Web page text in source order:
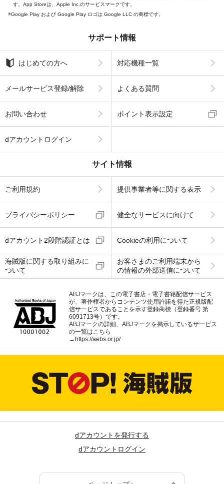
す。App Storeは、Apple Inc.のサービスマークです。
Google Play および Google Play ロゴは Google LLC の商標です。
サポート情報
はじめての方へ 対応機種一覧
メールサービス登録/解除 よくある質問
お問い合わせ ポイント表示設定
dアカウントログイン
サイト情報
ご利用規約 提供事業者等に関する表示
プライバシーポリシー 健全なサービスに向けて
dアカウント2段階認証とは Cookieの利用について
海賊版に関する取り組みに
ついて
お客さまのご利用端末から
の情報の外部送信について
ABJマークは、この電子書店・電子書籍配信サービス
が、著作権者からコンテンツ使用許諾を得た正規版配
信サービスであることを示す登録商標（登録番号 第
6091713号）です。
ABJマークの詳細、ABJマークを掲示しているサービス
の一覧はこちら
→https://aebs.or.jp/
dアカウントを発行する
dアカウントログイン